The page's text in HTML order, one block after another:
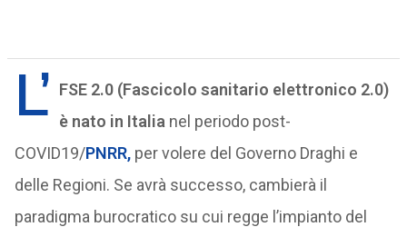
L’ FSE 2.0 (Fascicolo sanitario elettronico 2.0)
è nato in Italia nel periodo post-
COVID19/PNRR,per volere del Governo Draghi e
delle Regioni. Se avrà successo, cambierà il
paradigma burocratico su cui regge l’impianto del